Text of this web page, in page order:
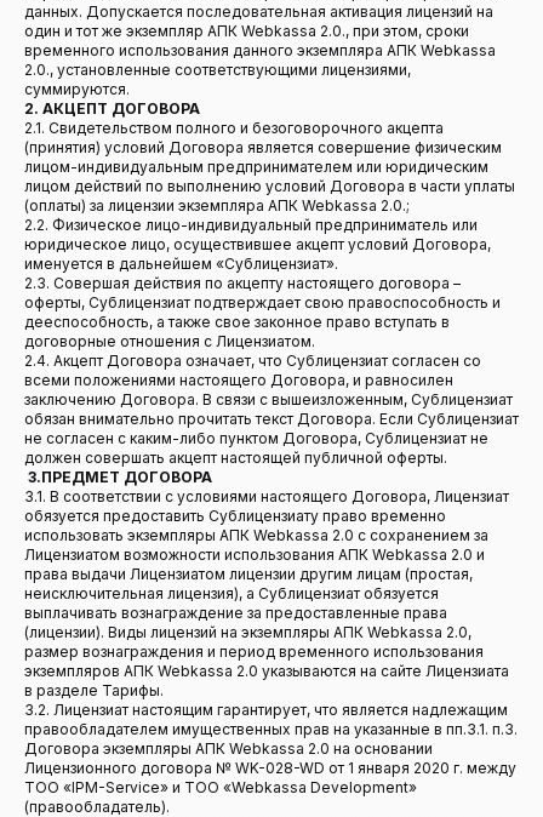
данных. Допускается последовательная активация лицензий на
один и тот же экземпляр АПК Webkassa 2.0., при этом, сроки
временного использования данного экземпляра АПК Webkassa
2.0., установленные соответствующими лицензиями,
суммируются.
2. АКЦЕПТ ДОГОВОРА
2.1. Свидетельством полного и безоговорочного акцепта
(принятия) условий Договора является совершение физическим
лицом-индивидуальным предпринимателем или юридическим
лицом действий по выполнению условий Договора в части уплаты
(оплаты) за лицензии экземпляра АПК Webkassa 2.0.;
2.2. Физическое лицо-индивидуальный предприниматель или
юридическое лицо, осуществившее акцепт условий Договора,
именуется в дальнейшем «Сублицензиат».
2.3. Совершая действия по акцепту настоящего договора –
оферты, Сублицензиат подтверждает свою правоспособность и
дееспособность, а также свое законное право вступать в
договорные отношения с Лицензиатом.
2.4. Акцепт Договора означает, что Сублицензиат согласен со
всеми положениями настоящего Договора, и равносилен
заключению Договора. В связи с вышеизложенным, Сублицензиат
обязан внимательно прочитать текст Договора. Если Сублицензиат
не согласен с каким-либо пунктом Договора, Сублицензиат не
должен совершать акцепт настоящей публичной оферты.
3.ПРЕДМЕТ ДОГОВОРА
3.1. В соответствии с условиями настоящего Договора, Лицензиат
обязуется предоставить Сублицензиату право временно
использовать экземпляры АПК Webkassa 2.0 с сохранением за
Лицензиатом возможности использования АПК Webkassa 2.0 и
права выдачи Лицензиатом лицензии другим лицам (простая,
неисключительная лицензия), а Сублицензиат обязуется
выплачивать вознаграждение за предоставленные права
(лицензии). Виды лицензий на экземпляры АПК Webkassa 2.0,
размер вознаграждения и период временного использования
экземпляров АПК Webkassa 2.0 указываются на сайте Лицензиата
в разделе Тарифы.
3.2. Лицензиат настоящим гарантирует, что является надлежащим
правообладателем имущественных прав на указанные в пп.3.1. п.3.
Договора экземпляры АПК Webkassa 2.0 на основании
Лицензионного договора № WK-028-WD от 1 января 2020 г. между
ТОО «IPM-Service» и ТОО «Webkassa Development»
(правообладатель).